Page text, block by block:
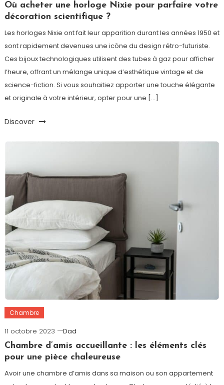
Où acheter une horloge Nixie pour parfaire votre
décoration scientifique ?
Les horloges Nixie ont fait leur apparition durant les années 1950 et
sont rapidement devenues une icône du design rétro-futuriste.
Ces bijoux technologiques utilisent des tubes à gaz pour afficher
l’heure, offrant un mélange unique d’esthétique vintage et de
science-fiction. Si vous souhaitiez apporter une touche élégante
et originale à votre intérieur, opter pour une […]
Discover
Chambre
11 octobre 2023
Dad
Chambre d’amis accueillante : les éléments clés
pour une pièce chaleureuse
Avoir une chambre d’amis dans sa maison ou son appartement